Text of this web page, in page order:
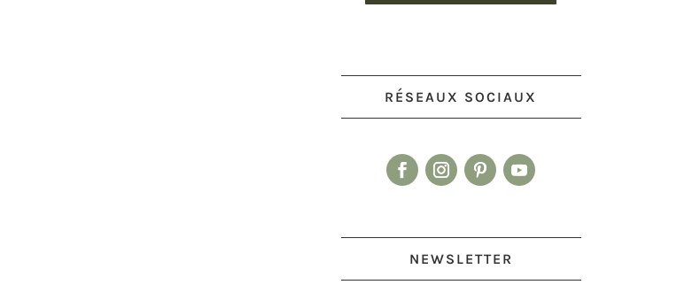
RÉSEAUX SOCIAUX
NEWSLETTER